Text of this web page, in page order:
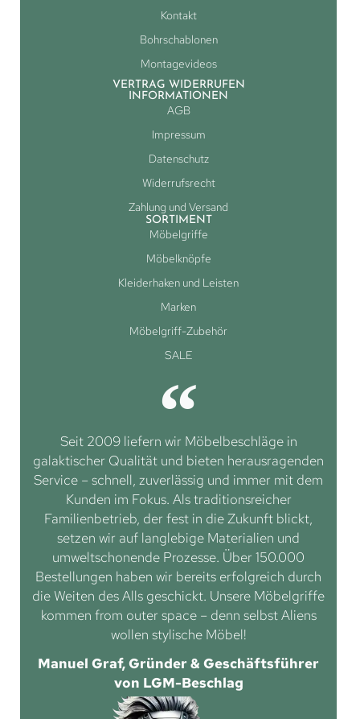
Kontakt
Bohrschablonen
Montagevideos
VERTRAG WIDERRUFEN
INFORMATIONEN
AGB
Impressum
Datenschutz
Widerrufsrecht
Zahlung und Versand
SORTIMENT
Möbelgriffe
Möbelknöpfe
Kleiderhaken und Leisten
Marken
Möbelgriff-Zubehör
SALE
Seit 2009 liefern wir Möbelbeschläge in
galaktischer Qualität und bieten herausragenden
Service – schnell, zuverlässig und immer mit dem
Kunden im Fokus. Als traditionsreicher
Familienbetrieb, der fest in die Zukunft blickt,
setzen wir auf langlebige Materialien und
umweltschonende Prozesse. Über 150.000
Bestellungen haben wir bereits erfolgreich durch
die Weiten des Alls geschickt. Unsere Möbelgriffe
kommen from outer space – denn selbst Aliens
wollen stylische Möbel!
Manuel Graf, Gründer & Geschäftsführer
von LGM-Beschlag